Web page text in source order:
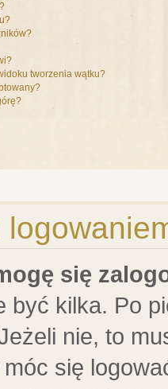
tworzenia wątku?
się
być kilka. Po
nie, to
się